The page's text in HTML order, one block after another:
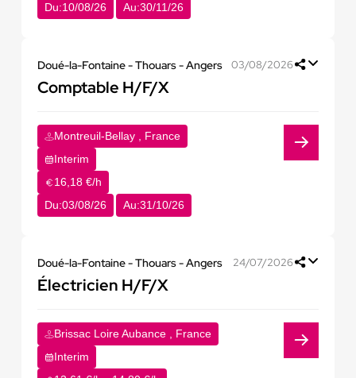
Du:10/08/26 Au:30/11/26
Doué-la-Fontaine - Thouars - Angers 03/08/2026
Comptable H/F/X
Montreuil-Bellay , France
Interim
16,18 €/h
Du:03/08/26 Au:31/10/26
Doué-la-Fontaine - Thouars - Angers 24/07/2026
Électricien H/F/X
Brissac Loire Aubance , France
Interim